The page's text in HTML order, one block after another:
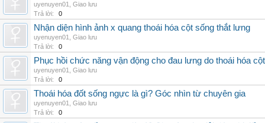
uyenuyen01
Giao lưu
Trả lời:
0
Nhận diện hình ảnh x quang thoái hóa cột sống thắt lưng
uyenuyen01
Giao lưu
Trả lời:
0
Phục hồi chức năng vận động cho đau lưng do thoái hóa
uyenuyen01
Giao lưu
Trả lời:
0
Thoái hóa đốt sống ngực là gì? Góc nhìn từ chuyên gia
uyenuyen01
Giao lưu
Trả lời:
0